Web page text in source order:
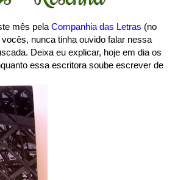
mês pela Companhia das Letras (no
nunca tinha ouvido falar nessa
Deixa eu explicar, hoje em dia os
essa escritora soube escrever de